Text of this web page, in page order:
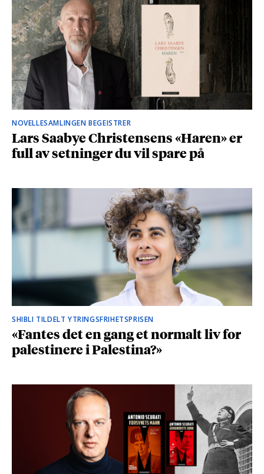
NOVELLESAMLINGEN BEGEISTRER
Lars Saabye Christensens «Haren» er
full av setninger du vil spare på
SHIBLI TILDELT YTRINGSFRIHETSPRISEN
«Fantes det en gang et normalt liv for
palestinere i Palestina?»